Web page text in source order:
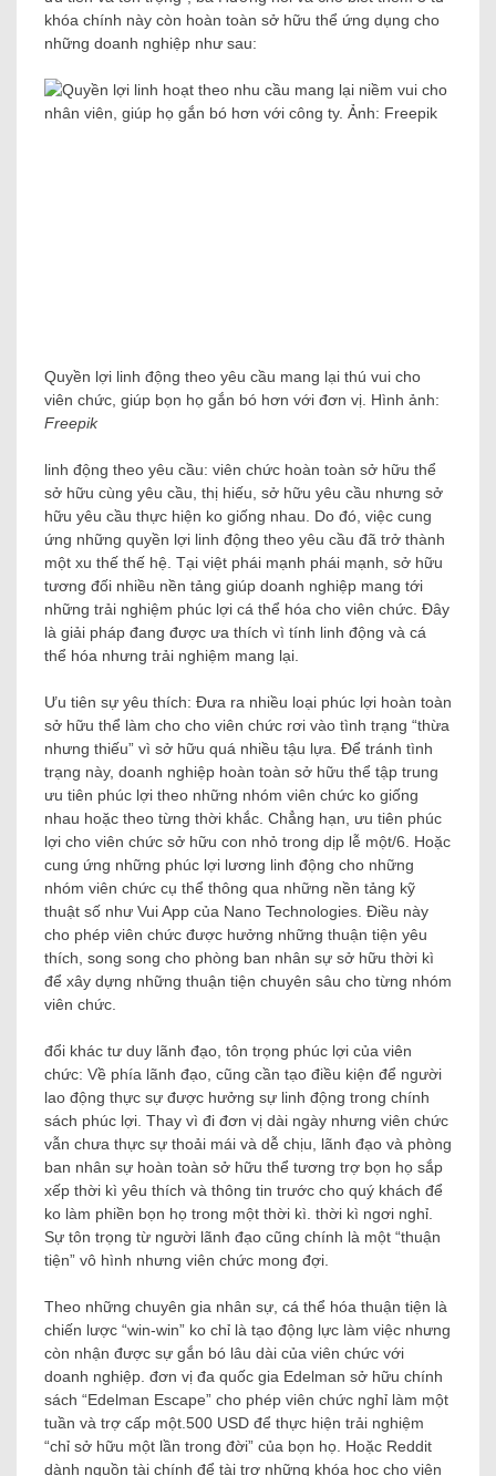
khóa chính này còn hoàn toàn sở hữu thể ứng dụng cho
những doanh nghiệp như sau:
Quyền lợi linh động theo yêu cầu mang lại thú vui cho
viên chức, giúp bọn họ gắn bó hơn với đơn vị. Hình ảnh:
Freepik
linh động theo yêu cầu: viên chức hoàn toàn sở hữu thể
sở hữu cùng yêu cầu, thị hiếu, sở hữu yêu cầu nhưng sở
hữu yêu cầu thực hiện ko giống nhau. Do đó, việc cung
ứng những quyền lợi linh động theo yêu cầu đã trở thành
một xu thế thế hệ. Tại việt phái mạnh phái mạnh, sở hữu
tương đối nhiều nền tảng giúp doanh nghiệp mang tới
những trải nghiệm phúc lợi cá thể hóa cho viên chức. Đây
là giải pháp đang được ưa thích vì tính linh động và cá
thể hóa nhưng trải nghiệm mang lại.
Ưu tiên sự yêu thích: Đưa ra nhiều loại phúc lợi hoàn toàn
sở hữu thể làm cho cho viên chức rơi vào tình trạng “thừa
nhưng thiếu” vì sở hữu quá nhiều tậu lựa. Để tránh tình
trạng này, doanh nghiệp hoàn toàn sở hữu thể tập trung
ưu tiên phúc lợi theo những nhóm viên chức ko giống
nhau hoặc theo từng thời khắc. Chẳng hạn, ưu tiên phúc
lợi cho viên chức sở hữu con nhỏ trong dịp lễ một/6. Hoặc
cung ứng những phúc lợi lương linh động cho những
nhóm viên chức cụ thể thông qua những nền tảng kỹ
thuật số như Vui App của Nano Technologies. Điều này
cho phép viên chức được hưởng những thuận tiện yêu
thích, song song cho phòng ban nhân sự sở hữu thời kì
để xây dựng những thuận tiện chuyên sâu cho từng nhóm
viên chức.
đổi khác tư duy lãnh đạo, tôn trọng phúc lợi của viên
chức: Về phía lãnh đạo, cũng cần tạo điều kiện để người
lao động thực sự được hưởng sự linh động trong chính
sách phúc lợi. Thay vì đi đơn vị dài ngày nhưng viên chức
vẫn chưa thực sự thoải mái và dễ chịu, lãnh đạo và phòng
ban nhân sự hoàn toàn sở hữu thể tương trợ bọn họ sắp
xếp thời kì yêu thích và thông tin trước cho quý khách để
ko làm phiền bọn họ trong một thời kì. thời kì ngơi nghỉ.
Sự tôn trọng từ người lãnh đạo cũng chính là một “thuận
tiện” vô hình nhưng viên chức mong đợi.
Theo những chuyên gia nhân sự, cá thể hóa thuận tiện là
chiến lược “win-win” ko chỉ là tạo động lực làm việc nhưng
còn nhận được sự gắn bó lâu dài của viên chức với
doanh nghiệp. đơn vị đa quốc gia Edelman sở hữu chính
sách “Edelman Escape” cho phép viên chức nghỉ làm một
tuần và trợ cấp một.500 USD để thực hiện trải nghiệm
“chỉ sở hữu một lần trong đời” của bọn họ. Hoặc Reddit
dành nguồn tài chính để tài trợ những khóa học cho viên